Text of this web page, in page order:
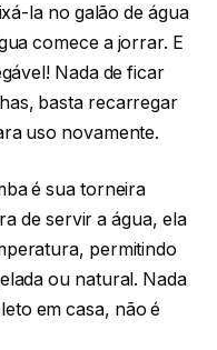
la no galão de água
comece a jorrar. E
Nada de ficar
basta recarregar
uso novamente.
é sua torneira
de servir a água, ela
permitindo
ou natural. Nada
em casa, não é